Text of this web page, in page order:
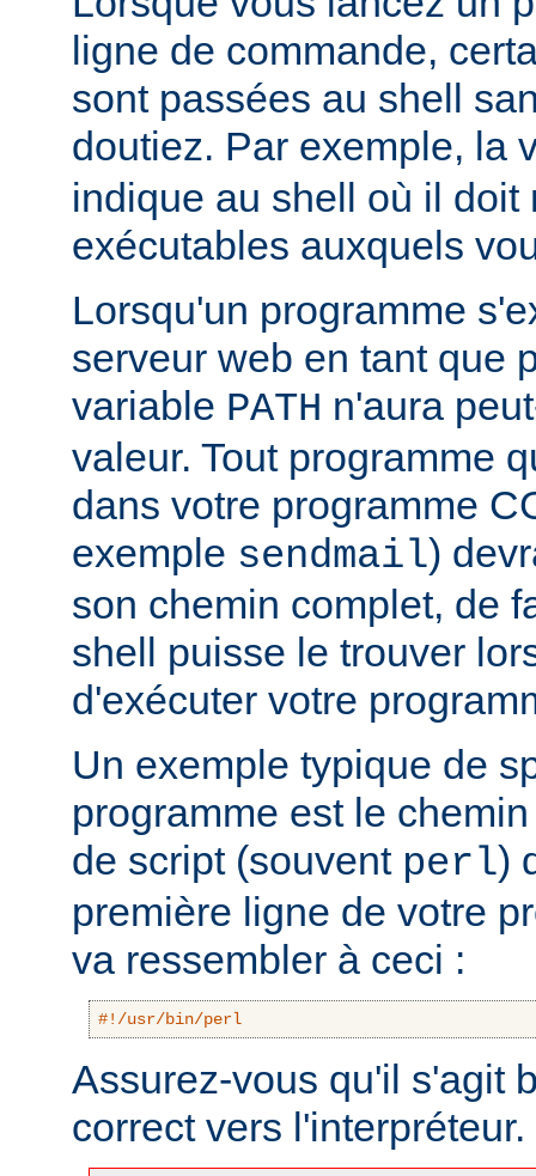
ligne de commande,
sont passées au shell
doutiez. Par exemple, la
indique au shell où il doit
exécutables auxquels
Lorsqu'un programme
serveur web en tant que
variable PATH n'aura
valeur. Tout programme
dans votre programme
exemple sendmail)
son chemin complet, de
shell puisse le trouver
d'exécuter votre
Un exemple typique de
programme est le
de script (souvent perl)
première ligne de votre
va ressembler à ceci :
#!/usr/bin/perl
Assurez-vous qu'il s'agit
correct vers l'interpréteur.